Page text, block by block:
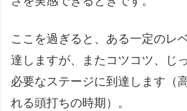
ここを過ぎると、ある一定のレ
達しますが、またコツコツ、じ
必要なステージに到達します（
れる頭打ちの時期）。